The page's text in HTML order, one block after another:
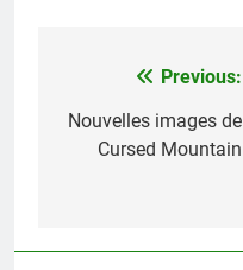
Navigation
de
Previous:
Nouvelles images de
Cursed Mountain